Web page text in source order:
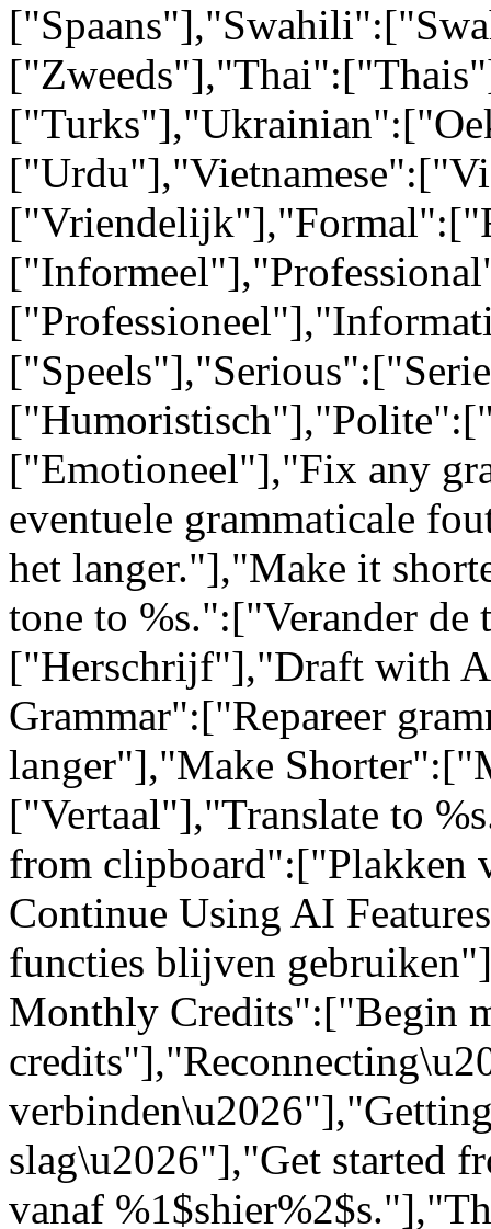
["Emotioneel"],"Fix any
eventuele grammaticale
het langer."],"Make it
tone to %s.":["Verander de
["Herschrijf"],"Draft with
Grammar":["Repareer
langer"],"Make
["Vertaal"],"Translate to
from clipboard":["Plakken
Continue Using AI
functies blijven
Monthly Credits":["Begin
slag\u2026"],"Get started
vanaf